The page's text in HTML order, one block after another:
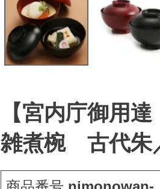
【宮内庁御用
雑煮椀 古代朱